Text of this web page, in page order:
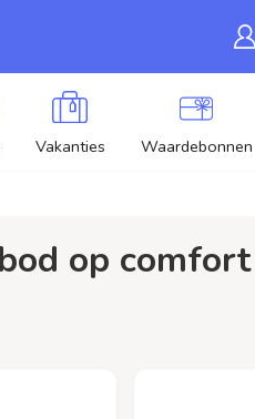
Vakanties Waardebonnen